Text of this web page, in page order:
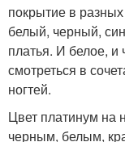
покрытие в
белый, черный,
платья. И белое, и
смотреться в
ногтей.
Цвет платинум на
черным, белым,